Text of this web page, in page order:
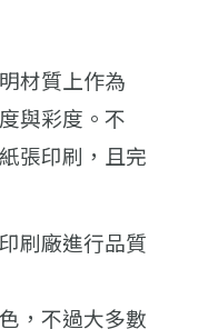
材質上作為
與彩度。不
張印刷，且完
刷廠進行品質
，不過大多數